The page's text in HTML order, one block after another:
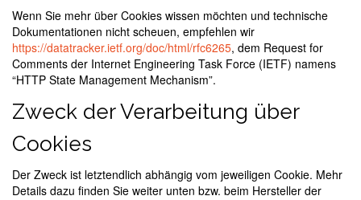
Wenn Sie mehr über Cookies wissen möchten und technische
Dokumentationen nicht scheuen, empfehlen wir
https://datatracker.ietf.org/doc/html/rfc6265, dem Request for
Comments der Internet Engineering Task Force (IETF) namens
“HTTP State Management Mechanism”.
Zweck der Verarbeitung über
Cookies
Der Zweck ist letztendlich abhängig vom jeweiligen Cookie. Mehr
Details dazu finden Sie weiter unten bzw. beim Hersteller der